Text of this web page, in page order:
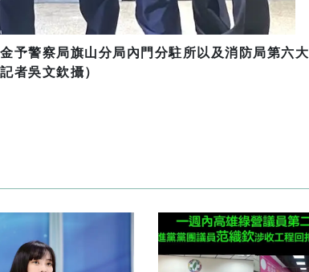
予警察局旗山分局內門分駐所以及消防局第六大
者吳文欽攝）